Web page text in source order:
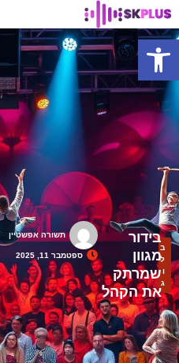
ב
ל
ו
ג
בידור
מגוון
שמרתק
את הקהל
תשורה אפשטיין
ספטמבר 11, 2025
פתח סרגל נגישות